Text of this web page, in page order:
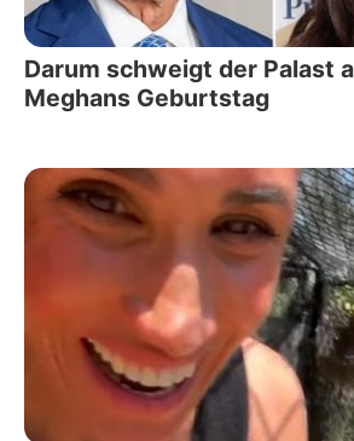
Darum schweigt der Palast
Meghans Geburtstag